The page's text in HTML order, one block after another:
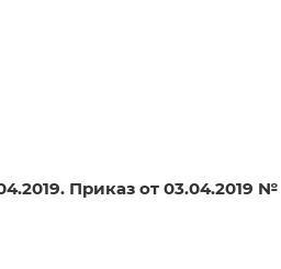
Приказ от 03.04.2019 №